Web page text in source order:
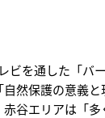
を通した「バー
然保護の意義
谷エリアは「多